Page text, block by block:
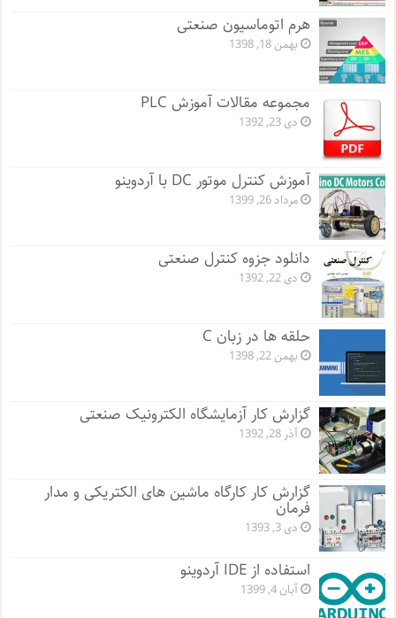
هرم اتوماسیون صنعتی
بهمن 18, 1398
مجموعه مقالات آموزش PLC
دی 23, 1392
آموزش کنترل موتور DC با آردوینو
مرداد 26, 1399
دانلود جزوه کنترل صنعتی
دی 22, 1392
حلقه ها در زبان C
بهمن 22, 1398
گزارش کار آزمایشگاه الکترونیک صنعتی
آذر 28, 1392
گزارش کار کارگاه ماشین های الکتریکی و مدار
فرمان
دی 3, 1393
استفاده از IDE آردوینو
آبان 4, 1399